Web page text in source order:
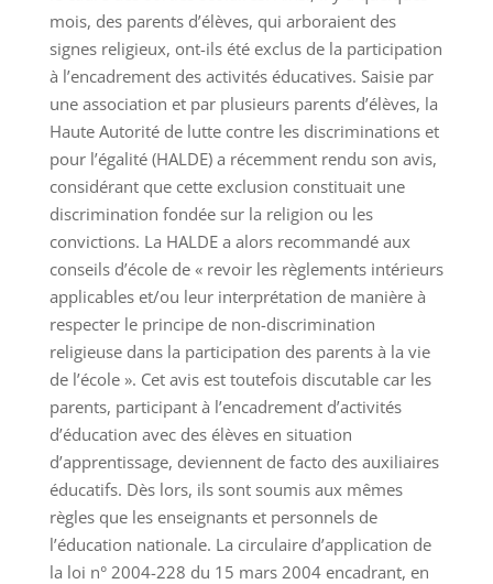
mois, des parents d’élèves, qui arboraient des
signes religieux, ont-ils été exclus de la participation
à l’encadrement des activités éducatives. Saisie par
une association et par plusieurs parents d’élèves, la
Haute Autorité de lutte contre les discriminations et
pour l’égalité (HALDE) a récemment rendu son avis,
considérant que cette exclusion constituait une
discrimination fondée sur la religion ou les
convictions. La HALDE a alors recommandé aux
conseils d’école de « revoir les règlements intérieurs
applicables et/ou leur interprétation de manière à
respecter le principe de non-discrimination
religieuse dans la participation des parents à la vie
de l’école ». Cet avis est toutefois discutable car les
parents, participant à l’encadrement d’activités
d’éducation avec des élèves en situation
d’apprentissage, deviennent de facto des auxiliaires
éducatifs. Dès lors, ils sont soumis aux mêmes
règles que les enseignants et personnels de
l’éducation nationale. La circulaire d’application de
la loi n° 2004-228 du 15 mars 2004 encadrant, en